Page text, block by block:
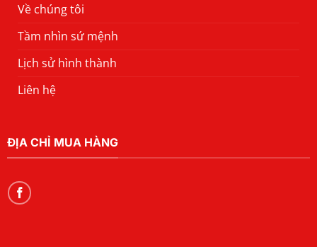
Về chúng tôi
Tầm nhìn sứ mệnh
Lịch sử hình thành
Liên hệ
ĐỊA CHỈ MUA HÀNG